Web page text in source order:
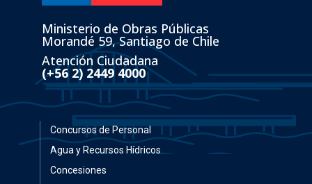
Ministerio de Obras Públicas
Morandé 59, Santiago de Chile
Atención Ciudadana
(+56 2) 2449 4000
Concursos de Personal
Agua y Recursos Hídricos
Concesiones